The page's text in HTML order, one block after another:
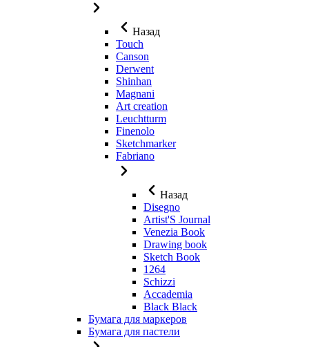
Назад
Touch
Canson
Derwent
Shinhan
Magnani
Art creation
Leuchtturm
Finenolo
Sketchmarker
Fabriano
Назад
Disegno
Artist'S Journal
Venezia Book
Drawing book
Sketch Book
1264
Schizzi
Accademia
Black Black
Бумага для маркеров
Бумага для пастели